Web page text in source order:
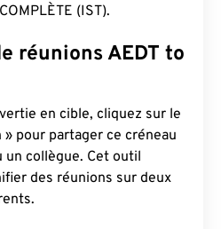
(IST).
réunions AEDT to
en cible, cliquez sur le
pour partager ce créneau
un collègue. Cet outil
des réunions sur deux